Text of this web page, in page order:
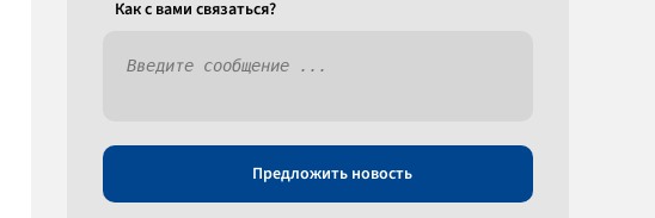
Как c вами связаться?
Предложить новость